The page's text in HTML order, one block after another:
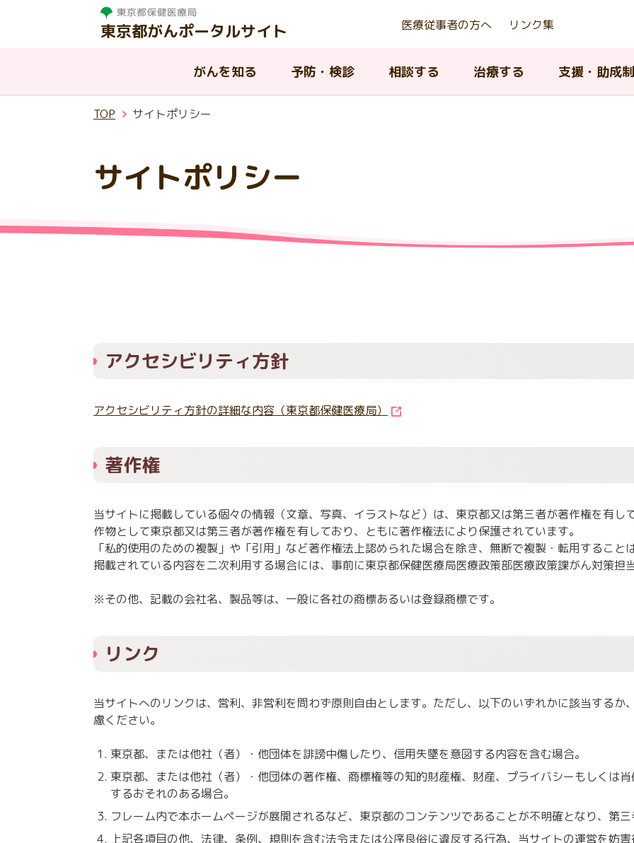
東京都がんポータルサイト 医療従事者の方へ リンク集
がんを知る
がんって何？
予防・検診 相談する
がんと診断されたら
治療する
病院を探す
AYA世代（15歳から39歳）のが
小児・AYA世代がん患者の
支援・助成
はたらく世代の方への支援
慢性疾病を抱える子供と家族へ
入院中における教育に関する支
子育て中の患者及び家族へ
東京都におけるがんの現状
東京都小児・AYA世代がん診療
がん登録について
TOP サイトポリシー
サイトポリシー
アクセシビリティ方針
アクセシビリティ方針の詳細な内容（東京都保健医療局）
著作権
当サイトに掲載している個々の情報（文章、写真、イラストなど）は、東京都又は第三者が著作権を有し
作物として東京都又は第三者が著作権を有しており、ともに著作権法により保護されています。
「私的使用のための複製」や「引用」など著作権法上認められた場合を除き、無断で複製・転用すること
掲載されている内容を二次利用する場合には、事前に東京都保健医療局医療政策部医療政策課がん対策担
※その他、記載の会社名、製品等は、一般に各社の商標あるいは登録商標です。
リンク
当サイトへのリンクは、営利、非営利を問わず原則自由とします。ただし、以下のいずれかに該当するか
慮ください。
東京都、または他社（者）・他団体を誹謗中傷したり、信用失墜を意図する内容を含む場合。
東京都、または他社（者）・他団体の著作権、商標権等の知的財産権、財産、プライバシーもしくは
するおそれのある場合。
フレーム内で本ホームページが展開されるなど、東京都のコンテンツであることが不明確となり、第
上記各項目の他、法律、条例、規則を含む法令または公序良俗に違反する行為、当サイトの運営を妨